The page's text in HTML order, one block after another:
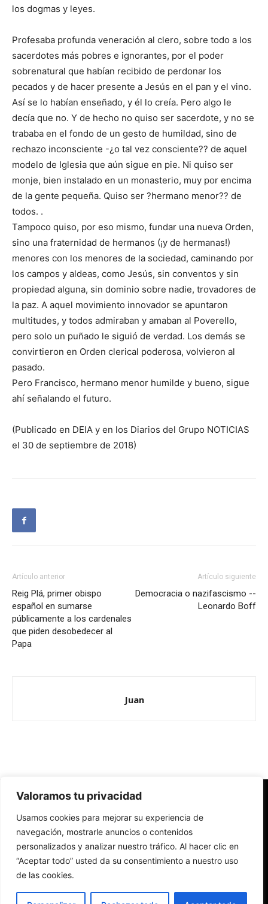
Valoramos tu privacidad
Usamos cookies para mejorar su experiencia de
navegación, mostrarle anuncios o contenidos
personalizados y analizar nuestro tráfico. Al hacer clic en
“Aceptar todo” usted da su consentimiento a nuestro uso
de las cookies.
los dogmas y leyes.
Profesaba profunda veneración al clero, sobre todo a los
sacerdotes más pobres e ignorantes, por el poder
sobrenatural que habían recibido de perdonar los
pecados y de hacer presente a Jesús en el pan y el vino.
Así se lo habían enseñado, y él lo creía. Pero algo le
decía que no. Y de hecho no quiso ser sacerdote, y no se
trababa en el fondo de un gesto de humildad, sino de
rechazo inconsciente -¿o tal vez consciente?? de aquel
modelo de Iglesia que aún sigue en pie. Ni quiso ser
monje, bien instalado en un monasterio, muy por encima
de la gente pequeña. Quiso ser ?hermano menor?? de
todos. .
Tampoco quiso, por eso mismo, fundar una nueva Orden,
sino una fraternidad de hermanos (¡y de hermanas!)
menores con los menores de la sociedad, caminando por
los campos y aldeas, como Jesús, sin conventos y sin
propiedad alguna, sin dominio sobre nadie, trovadores de
la paz. A aquel movimiento innovador se apuntaron
multitudes, y todos admiraban y amaban al Poverello,
pero solo un puñado le siguió de verdad. Los demás se
convirtieron en Orden clerical poderosa, volvieron al
pasado.
Pero Francisco, hermano menor humilde y bueno, sigue
ahí señalando el futuro.
(Publicado en DEIA y en los Diarios del Grupo NOTICIAS
el 30 de septiembre de 2018)
Artículo anterior
Reig Plá, primer obispo
español en sumarse
públicamente a los cardenales
que piden desobedecer al
Papa
Artículo siguiente
Democracia o nazifascismo --
Leonardo Boff
Juan
Redes Cristianas
Una mirada alternativa sobre la Iglesia católica y la sociedad
- Colectivos de Redes Cristianas